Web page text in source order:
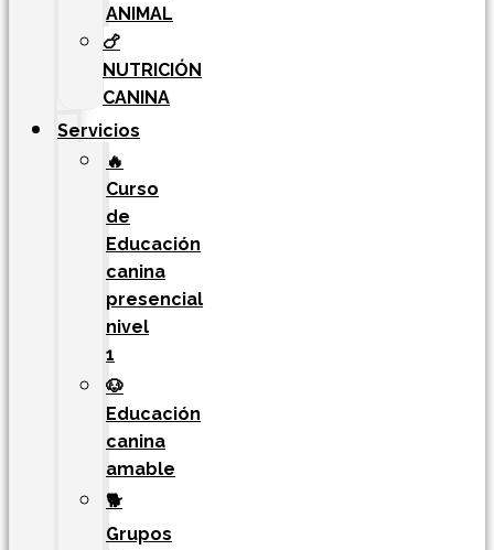
ANIMAL
🍗
NUTRICIÓN
CANINA
Servicios
🔥
Curso
de
Educación
canina
presencial
nivel
1
🐶
Educación
canina
amable
🐕
Grupos